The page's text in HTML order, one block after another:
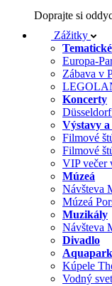
Doprajte si
Zážitky
Europa-
Zábava v
Koncerty
Výstavy a
Filmové
Filmové
VIP večer
Múzeá
Návšteva
Múzeá
Muzikály
Návšteva
Divadlo
Kúpele
Vodný